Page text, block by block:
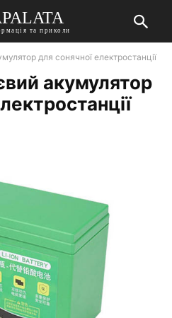
та приколи
для сонячної електростанції
акумулятор